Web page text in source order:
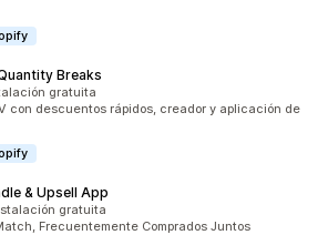
Breaks
total
gratuita
con descuentos rápidos, creador y aplicación de
& Upsell App
total
gratuita
Frecuentemente Comprados Juntos